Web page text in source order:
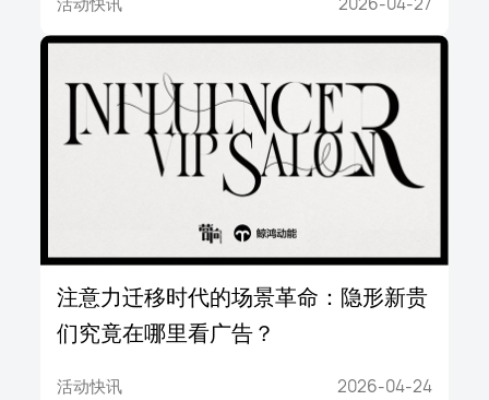
注意力迁移时代的场景革命：隐形新贵
们究竟在哪里看广告？
活动快讯 2026-04-24